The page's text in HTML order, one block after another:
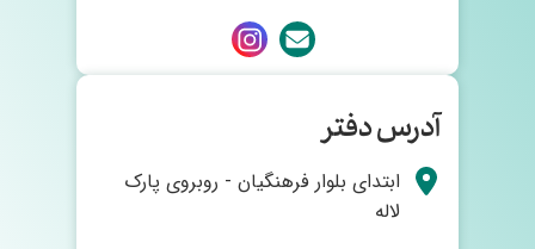
آدرس دفتر
ابتدای بلوار فرهنگیان - روبروی پارک
لاله